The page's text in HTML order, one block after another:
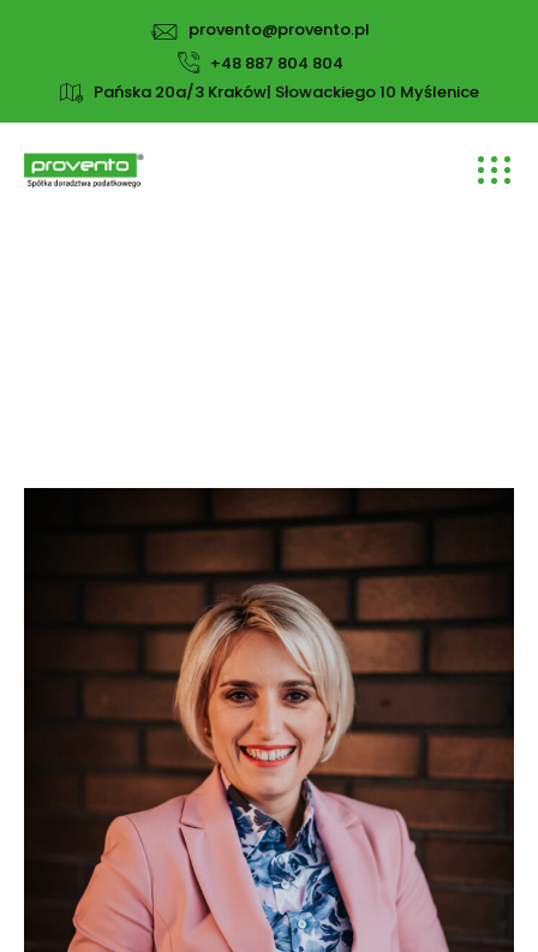
provento@provento.pl
+48 887 804 804
Pańska 20a/3 Kraków| Słowackiego 10 Myślenice